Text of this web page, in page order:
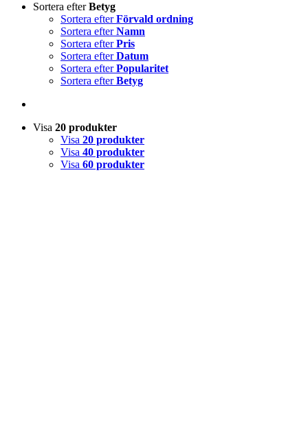
Sortera efterBetyg
Sortera efterFörvald ordning
Sortera efterNamn
Sortera efterPris
Sortera efterDatum
Sortera efterPopularitet
Sortera efterBetyg
Visa 20 produkter
Visa 20 produkter
Visa 40 produkter
Visa 60 produkter